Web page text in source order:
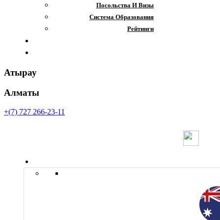
Посольства И Визы
Система Образования
Рейтинги
Атырау
Алматы
+(7) 727 266-23-11